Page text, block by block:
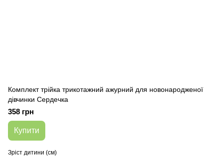
Комплект трійка трикотажний ажурний для новонародженої
дівчинки Сердечка
358 грн
Купити
Зріст дитини (см)